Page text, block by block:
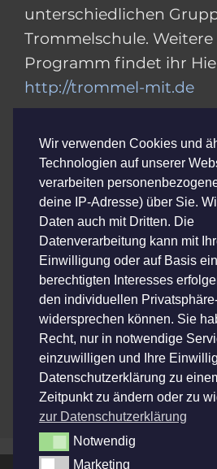
unterschiedlichen
Trommelschule.
Programm findet ihr
http://trommel-mit.de
Tickets hier:
Kategorien
Konzerte - Archiv,
Raketen Erna
Jo Aldingers
Wir verwenden Cookies und
Technologien auf unserer
verarbeiten
deine IP-Adresse) über Sie.
Daten auch mit Dritten. Die
Datenverarbeitung kann mit
Einwilligung oder auf Basis
berechtigten Interesses
den individuellen
widersprechen können. Sie
Recht, nur in notwendige
einzuwilligen und Ihre
Datenschutzerklärung zu
Zeitpunkt zu ändern oder zu
zur Datenschutzerklärung
NotwendigNotwendig
MarketingMarketing